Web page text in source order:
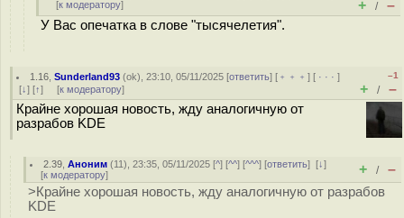
[к модератору] + / –
У Вас опечатка в слове "тысячелетия".
1.16 ,Sunderland93 (ok), 23:10, 05/11/2025 [ответить] [ ﹢﹢﹢] [ · · ·]
[↓] [↑] [к модератору]
–1
+ / –
Крайне хорошая новость, жду аналогичную от
разрабов KDE
2.39 ,Аноним (11), 23:35, 05/11/2025 [^] [^^] [^^^] [ответить][↓]
[к модератору] + / –
>Крайне хорошая новость, жду аналогичную от разрабов
KDE